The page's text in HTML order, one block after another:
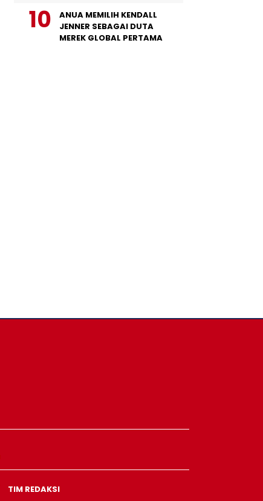
ANUA MEMILIH KENDALL
JENNER SEBAGAI DUTA
MEREK GLOBAL PERTAMA
TIM REDAKSI